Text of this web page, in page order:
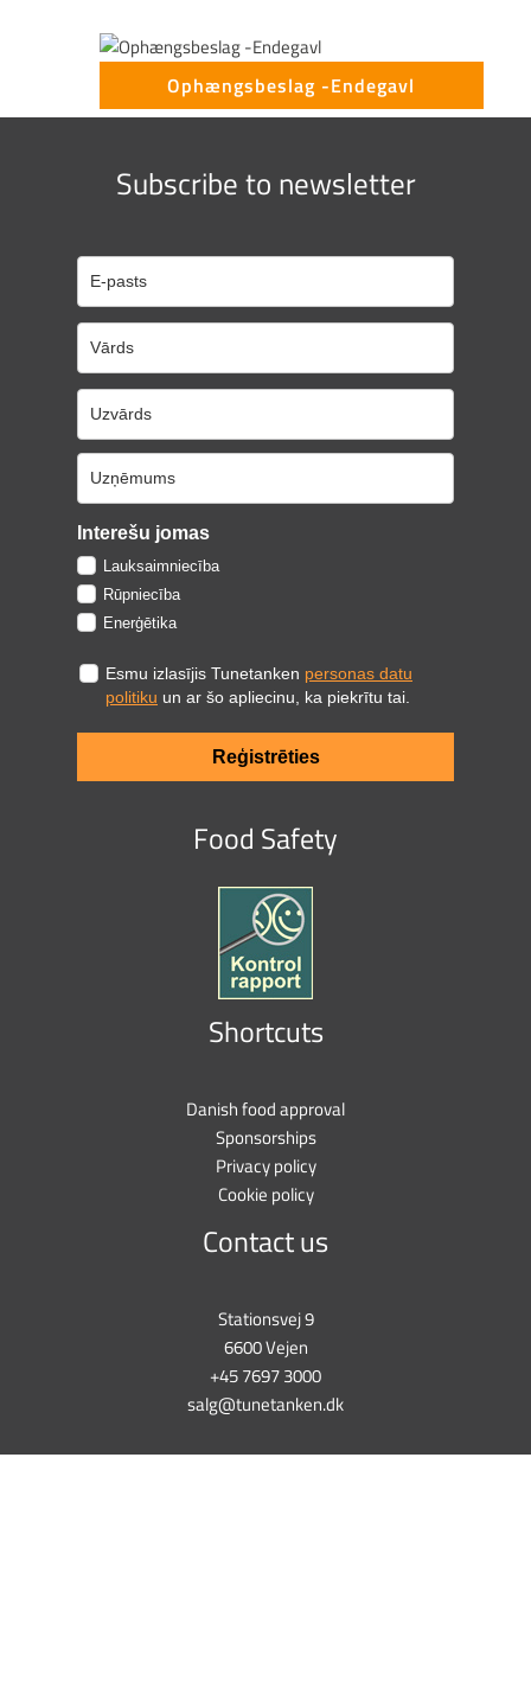
Ophængsbeslag -Endegavl
Subscribe to newsletter
Interešu jomas
Lauksaimniecība
Rūpniecība
Enerģētika
Esmu izlasījis Tunetanken personas datu
politiku un ar šo apliecinu, ka piekrītu tai.
Reģistrēties
Food Safety
Shortcuts
Danish food approval
Sponsorships
Privacy policy
Cookie policy
Contact us
Stationsvej 9
6600 Vejen
+45 7697 3000
salg@tunetanken.dk